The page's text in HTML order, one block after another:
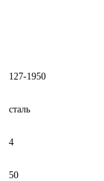
127-1950
сталь
4
50